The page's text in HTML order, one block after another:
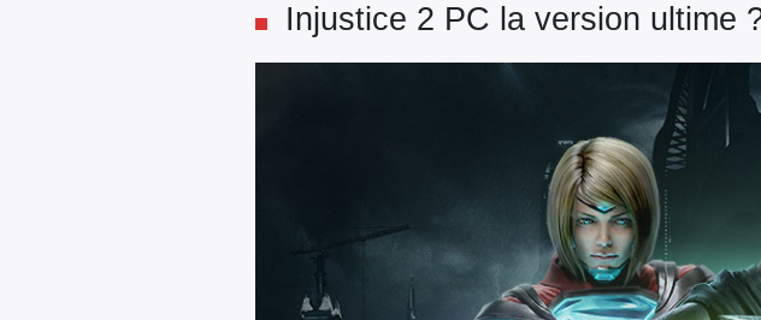
Injustice 2 PC la version ultime